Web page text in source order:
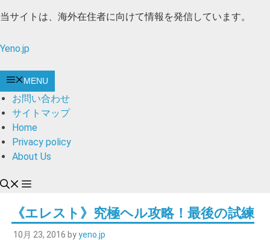
コ
テ
ツ
ス
キ
ッ
プ
当サイトは、海外在住者に向けて情報を発信しています。
Yeno.jp
MENU
お問い合わせ
サイトマップ
Home
Privacy policy
About Us
《エレスト》究極ヘル攻略！最後の試練
10月 23, 2016 byyeno.jp